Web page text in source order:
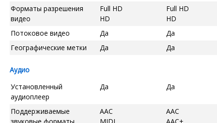
Форматы разрешения
видео
Full HD
HD
Full HD
HD
Потоковое видео
Да
Да
Географические метки
Да Да
Аудио
Установленный
аудиоплеер
Да Да
Поддерживаемые
AAC
AAC